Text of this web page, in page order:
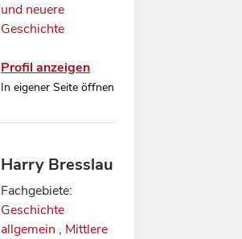
und neuere
Geschichte
Profil anzeigen
In eigener Seite öffnen
Harry Bresslau
Fachgebiete:
Geschichte
allgemein , Mittlere